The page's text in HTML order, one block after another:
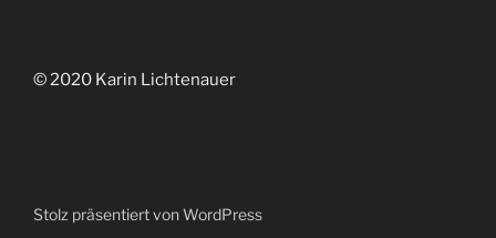
© 2020 Karin Lichtenauer
Stolz präsentiert von WordPress